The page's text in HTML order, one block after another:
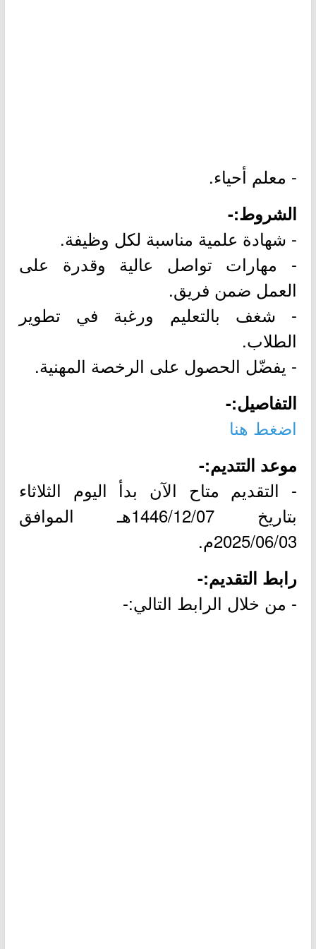
- معلم أحياء.
الشروط:-
- شهادة علمية مناسبة لكل وظيفة.
- مهارات تواصل عالية وقدرة على
العمل ضمن فريق.
- شغف بالتعليم ورغبة في تطوير
الطلاب.
- يفضّل الحصول على الرخصة المهنية.
التفاصيل:-
اضغط هنا
موعد التتديم:-
- التقديم متاح الآن بدأ اليوم الثلاثاء
بتاريخ 1446/12/07هـ الموافق
2025/06/03م.
رابط التقديم:-
- من خلال الرابط التالي:-